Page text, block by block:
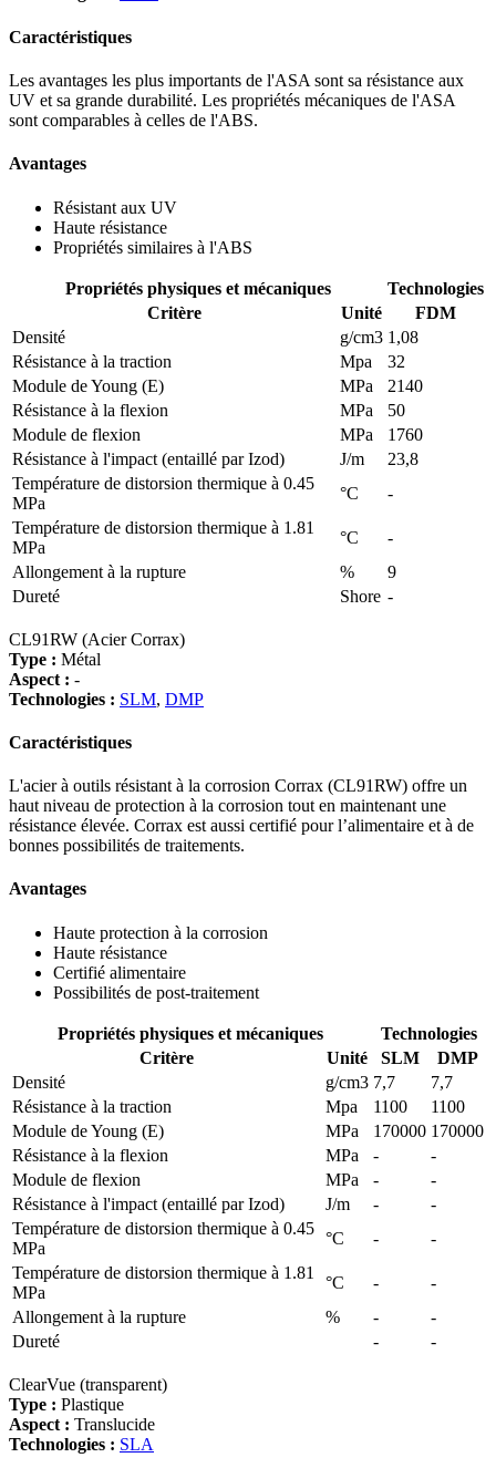
Caractéristiques
Les avantages les plus importants de l'ASA sont sa résistance aux
UV et sa grande durabilité. Les propriétés mécaniques de l'ASA
sont comparables à celles de l'ABS.
Avantages
Résistant aux UV
Haute résistance
Propriétés similaires à l'ABS
Propriétés physiques et mécaniques
Technologies
Critère
Unité
FDM
Densité
g/cm3 1,08
Résistance à la traction
Mpa
32
Module de Young (E)
MPa
2140
Résistance à la flexion
MPa
50
Module de flexion
MPa
1760
Résistance à l'impact (entaillé par Izod)
J/m
23,8
Température de distorsion thermique à 0.45
MPa
°C
-
Température de distorsion thermique à 1.81
MPa
°C
-
Allongement à la rupture
%
9
Dureté
Shore -
CL91RW (Acier Corrax)
Type : Métal
Aspect : -
Technologies : SLM, DMP
Caractéristiques
L'acier à outils résistant à la corrosion Corrax (CL91RW) offre un
haut niveau de protection à la corrosion tout en maintenant une
résistance élevée. Corrax est aussi certifié pour l’alimentaire et à de
bonnes possibilités de traitements.
Avantages
Haute protection à la corrosion
Haute résistance
Certifié alimentaire
Possibilités de post-traitement
Propriétés physiques et mécaniques
Technologies
Critère
Unité SLM
DMP
Densité
g/cm3 7,7
7,7
Résistance à la traction
Mpa 1100
1100
Module de Young (E)
MPa 170000 170000
Résistance à la flexion
MPa -
-
Module de flexion
MPa -
-
Résistance à l'impact (entaillé par Izod)
J/m -
-
Température de distorsion thermique à 0.45
MPa
°C -
-
Température de distorsion thermique à 1.81
MPa
°C -
-
Allongement à la rupture
% -
-
Dureté
- -
ClearVue (transparent)
Type : Plastique
Aspect : Translucide
Technologies : SLA